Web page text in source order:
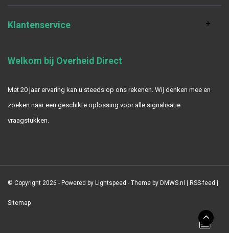
Klantenservice
Welkom bij Overheid Direct
Met 20 jaar ervaring kan u steeds op ons rekenen. Wij denken mee en
zoeken naar een geschikte oplossing voor alle signalisatie
vraagstukken.
© Copyright 2026 - Powered by Lightspeed - Theme by DMWS.nl RSS-feed
Sitemap